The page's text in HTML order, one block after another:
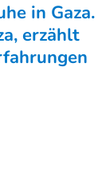
in Gaza.
erzählt